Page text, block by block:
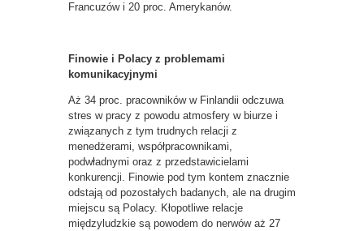
Francuzów i 20 proc. Amerykanów.
Finowie i Polacy z problemami
komunikacyjnymi
Aż 34 proc. pracowników w Finlandii odczuwa
stres w pracy z powodu atmosfery w biurze i
związanych z tym trudnych relacji z
menedżerami, współpracownikami,
podwładnymi oraz z przedstawicielami
konkurencji. Finowie pod tym kontem znacznie
odstają od pozostałych badanych, ale na drugim
miejscu są Polacy. Kłopotliwe relacje
międzyludzkie są powodem do nerwów aż 27